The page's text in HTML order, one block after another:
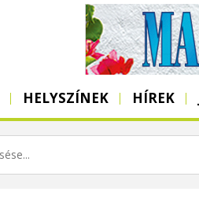
HELYSZÍNEK HÍREK